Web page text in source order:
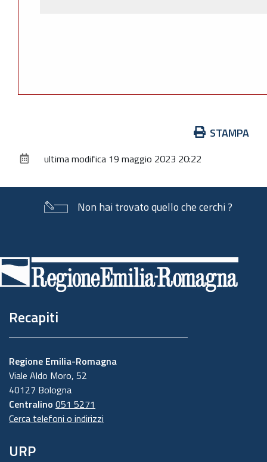
documento
STAMPA
ultima modifica 19 maggio 2023 20:22
Non hai trovato quello che cerchi ?
di
pagina
Recapiti
Regione Emilia-Romagna
Viale Aldo Moro, 52
40127 Bologna
Centralino 051 5271
Cerca telefoni o indirizzi
URP